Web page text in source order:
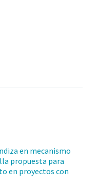
en mecanismo
propuesta para
en proyectos con